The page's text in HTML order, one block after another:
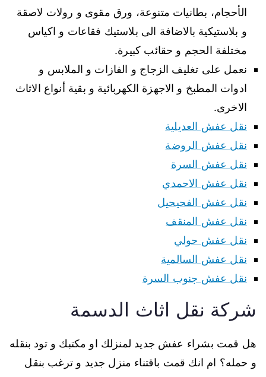
الأحجام، بطانيات متنوعة، ورق مقوى و رولات لاصقة
و بلاستيكية بالاضافة الى بلاستيك فقاعات و اكياس
مختلفة الحجم و حقائب كبيرة.
نعمل على تغليف الزجاج و الفازات و الملابس و
ادوات المطبخ و الاجهزة الكهربائية و بقية أنواع الاثاث
الاخرى.
نقل عفش العديلية
نقل عفش الروضة
نقل عفش السرة
نقل عفش الاحمدي
نقل عفش الفحيحيل
نقل عفش المنقف
نقل عفش حولي
نقل عفش السالمية
نقل عفش جنوب السرة
شركة نقل اثاث الدسمة
هل قمت بشراء عفش جديد لمنزلك او مكتبك و تود بنقله
و حمله؟ ام انك قمت باقتناء منزل جديد و ترغب بنقل